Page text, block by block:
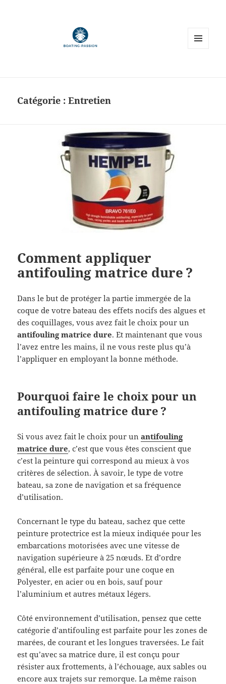
Catégorie :Entretien
Comment appliquer
antifouling matrice dure ?
Dans le but de protéger la partie immergée de la
coque de votre bateau des effets nocifs des algues et
des coquillages, vous avez fait le choix pour un
antifouling matrice dure. Et maintenant que vous
l’avez entre les mains, il ne vous reste plus qu’à
l’appliquer en employant la bonne méthode.
Pourquoi faire le choix pour un
antifouling matrice dure ?
Si vous avez fait le choix pour unantifouling
matrice dure, c’est que vous êtes conscient que
c’est la peinture qui correspond au mieux à vos
critères de sélection. À savoir, le type de votre
bateau, sa zone de navigation et sa fréquence
d’utilisation.
Concernant le type du bateau, sachez que cette
peinture protectrice est la mieux indiquée pour les
embarcations motorisées avec une vitesse de
navigation supérieure à 25 nœuds. Et d’ordre
général, elle est parfaite pour une coque en
Polyester, en acier ou en bois, sauf pour
l’aluminium et autres métaux légers.
Côté environnement d’utilisation, pensez que cette
catégorie d’antifouling est parfaite pour les zones de
marées, de courant et les longues traversées. Le fait
est qu’avec sa matrice dure, il est conçu pour
résister aux frottements, à l’échouage, aux sables ou
encore aux trajets sur remorque. La même raison